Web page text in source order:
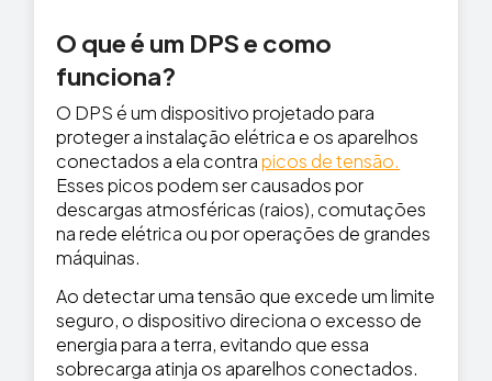
O que é um DPS e como
funciona?
O DPS é um dispositivo projetado para
proteger a instalação elétrica e os aparelhos
conectados a ela contrapicos de tensão.
Esses picos podem ser causados por
descargas atmosféricas (raios), comutações
na rede elétrica ou por operações de grandes
máquinas.
Ao detectar uma tensão que excede um limite
seguro, o dispositivo direciona o excesso de
energia para a terra, evitando que essa
sobrecarga atinja os aparelhos conectados.